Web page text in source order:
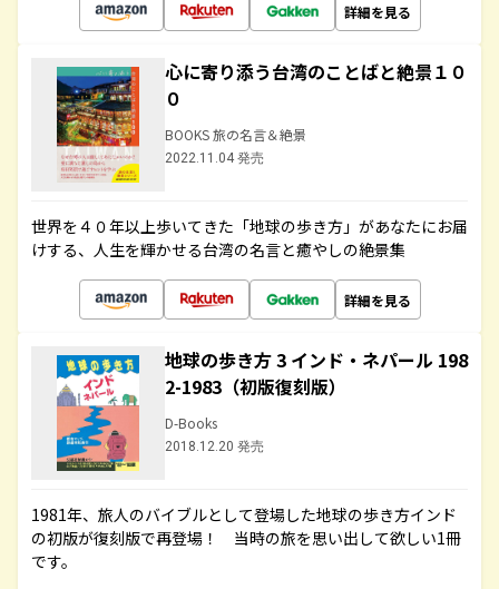
詳細を見る
心に寄り添う台湾のことばと絶景１０
０
BOOKS 旅の名言＆絶景
2022.11.04 発売
世界を４０年以上歩いてきた「地球の歩き方」があなたにお届
けする、人生を輝かせる台湾の名言と癒やしの絶景集
詳細を見る
地球の歩き方 3 インド・ネパール 198
2-1983（初版復刻版）
D-Books
2018.12.20 発売
1981年、旅人のバイブルとして登場した地球の歩き方インド
の初版が復刻版で再登場！ 当時の旅を思い出して欲しい1冊
です。